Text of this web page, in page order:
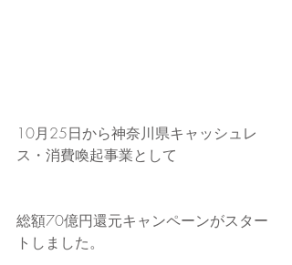
10月25日から神奈川県キャッシュレ
ス・消費喚起事業として
総額70億円還元キャンペーンがスター
トしました。